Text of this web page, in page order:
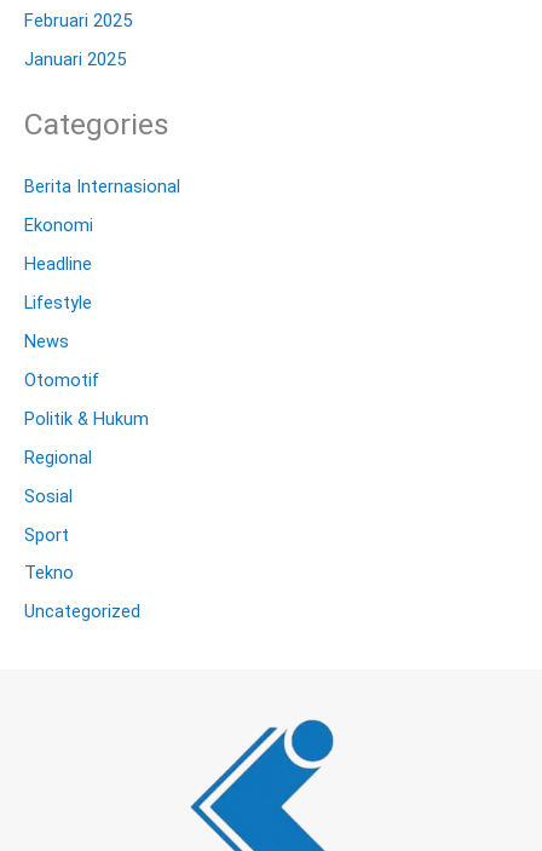
Februari 2025
Januari 2025
Categories
Berita Internasional
Ekonomi
Headline
Lifestyle
News
Otomotif
Politik & Hukum
Regional
Sosial
Sport
Tekno
Uncategorized